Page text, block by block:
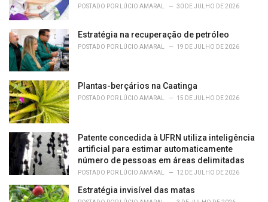
POSTADO POR LÚCIO AMARAL 30 DE JULHO DE 2026
Estratégia na recuperação de petróleo
POSTADO POR LÚCIO AMARAL 19 DE JULHO DE 2026
Plantas-berçários na Caatinga
POSTADO POR LÚCIO AMARAL 15 DE JULHO DE 2026
Patente concedida à UFRN utiliza inteligência
artificial para estimar automaticamente
número de pessoas em áreas delimitadas
POSTADO POR LÚCIO AMARAL 12 DE JULHO DE 2026
Estratégia invisível das matas